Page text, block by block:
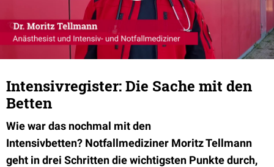
Intensivregister: Die Sache mit den
Betten
Wie war das nochmal mit den
Intensivbetten? Notfallmediziner Moritz Tellmann
geht in drei Schritten die wichtigsten Punkte durch,